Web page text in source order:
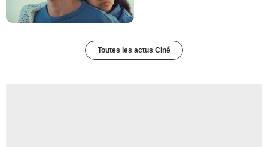
Toutes les actus Ciné